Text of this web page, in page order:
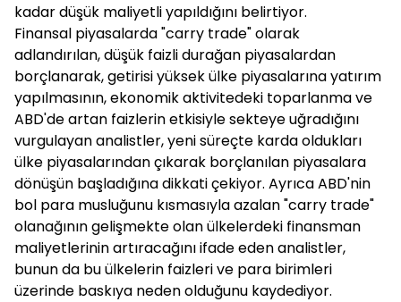
kadar düşük maliyetli yapıldığını belirtiyor.
Finansal piyasalarda "carry trade" olarak
adlandırılan, düşük faizli durağan piyasalardan
borçlanarak, getirisi yüksek ülke piyasalarına yatırım
yapılmasının, ekonomik aktivitedeki toparlanma ve
ABD'de artan faizlerin etkisiyle sekteye uğradığını
vurgulayan analistler, yeni süreçte karda oldukları
ülke piyasalarından çıkarak borçlanılan piyasalara
dönüşün başladığına dikkati çekiyor. Ayrıca ABD'nin
bol para musluğunu kısmasıyla azalan "carry trade"
olanağının gelişmekte olan ülkelerdeki finansman
maliyetlerinin artıracağını ifade eden analistler,
bunun da bu ülkelerin faizleri ve para birimleri
üzerinde baskıya neden olduğunu kaydediyor.